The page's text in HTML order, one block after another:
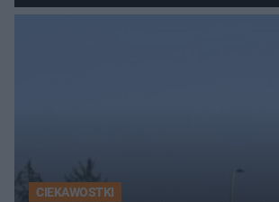
Świętokrzyskich
CIEKAWOSTKI